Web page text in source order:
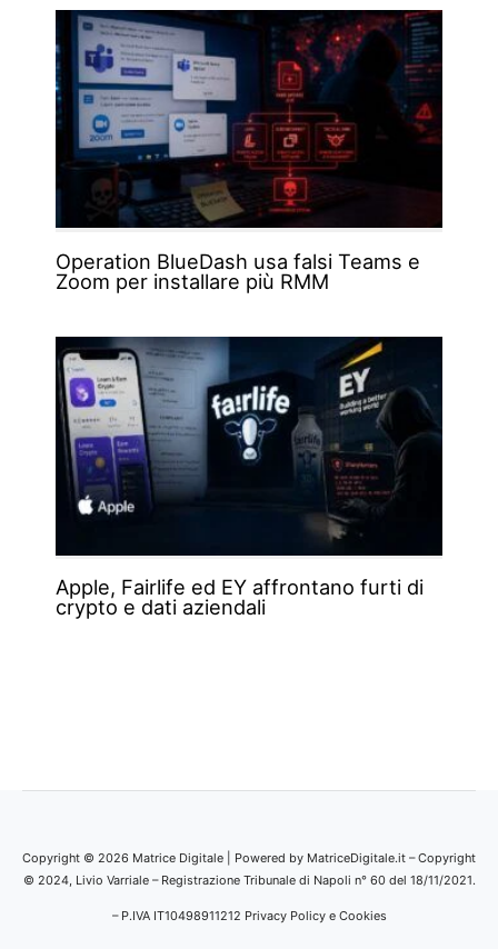
Operation BlueDash usa falsi Teams e
Zoom per installare più RMM
Apple, Fairlife ed EY affrontano furti di
crypto e dati aziendali
Copyright © 2026 Matrice Digitale | Powered by MatriceDigitale.it – Copyright
© 2024, Livio Varriale – Registrazione Tribunale di Napoli n° 60 del 18/11/2021.
– P.IVA IT10498911212 Privacy Policy e Cookies